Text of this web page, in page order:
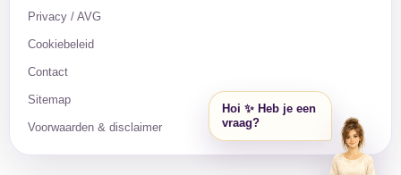
Privacy / AVG
Cookiebeleid
Contact
Sitemap
Voorwaarden & disclaimer
Hoi ✨ Heb je een
vraag?